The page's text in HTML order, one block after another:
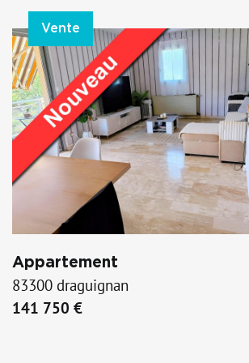
Vente
Appartement
83300 draguignan
141 750 €